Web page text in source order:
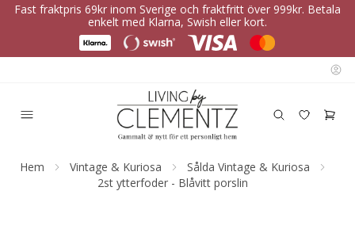
Fast fraktpris 69kr inom Sverige och fraktfritt över 999kr. Betala
enkelt med Klarna, Swish eller kort.
Hem Vintage & Kuriosa
Sålda Vintage & Kuriosa
2st ytterfoder - Blåvitt porslin